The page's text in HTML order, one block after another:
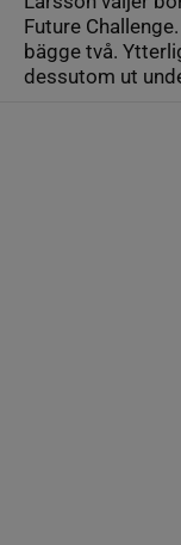
Future
bägge två.
dessutom ut